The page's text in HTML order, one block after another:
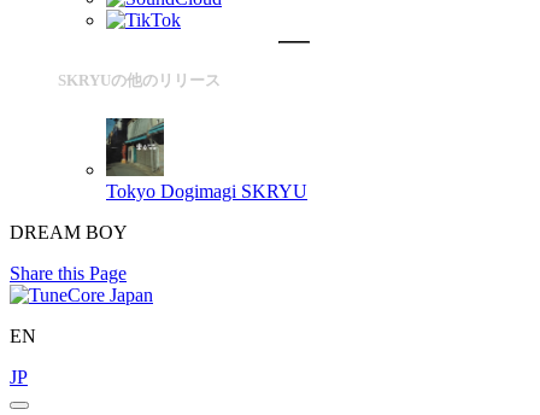
SKRYUの他のリリース
Tokyo Dogimagi SKRYU
DREAM BOY
Share this Page
EN
JP